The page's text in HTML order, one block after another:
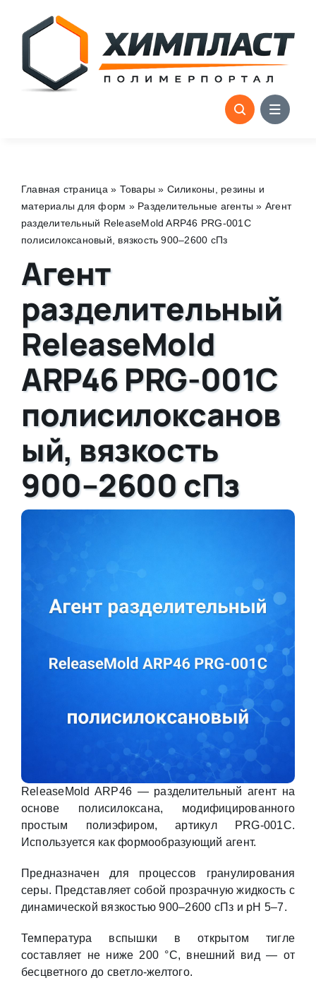
content
Главная страница » Товары » Силиконы, резины и
материалы для форм » Разделительные агенты » Агент
разделительный ReleaseMold ARP46 PRG-001C
полисилоксановый, вязкость 900–2600 сПз
Агент
разделительный
ReleaseMold
ARP46 PRG-001C
полисилоксанов
ый, вязкость
900–2600 сПз
ReleaseMold ARP46 — разделительный агент на
основе полисилоксана, модифицированного
простым полиэфиром, артикул PRG-001C.
Используется как формообразующий агент.
Предназначен для процессов гранулирования
серы. Представляет собой прозрачную жидкость с
динамической вязкостью 900–2600 сПз и pH 5–7.
Температура вспышки в открытом тигле
составляет не ниже 200 °С, внешний вид — от
бесцветного до светло-желтого.